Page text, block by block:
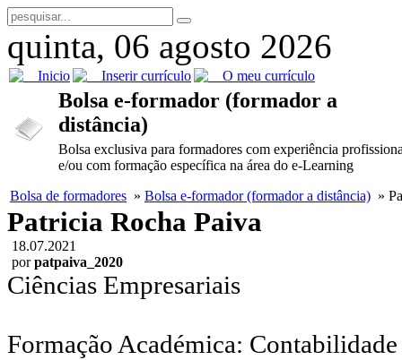
quinta, 06 agosto 2026
Inicio Inserir currículo O meu currículo
Bolsa e-formador (formador a
distância)
Bolsa exclusiva para formadores com experiência
e/ou com formação específica na área do e-Learning
Bolsa de formadores » Bolsa e-formador (formador a distância) »
Patricia Rocha Paiva
18.07.2021
porpatpaiva_2020
Ciências Empresariais
Formação Académica: Contabilidade